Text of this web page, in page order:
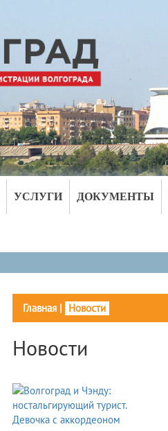
УСЛУГИ ДОКУМЕНТЫ
Главная| Новости
Новости